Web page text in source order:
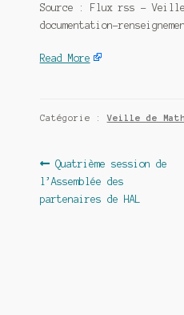
Source : Flux rss –
documentation-
Read More
Catégorie :Veille de
Navigation
de
Article
précédent :
Quatrième session de
l’Assemblée des
partenaires de HAL